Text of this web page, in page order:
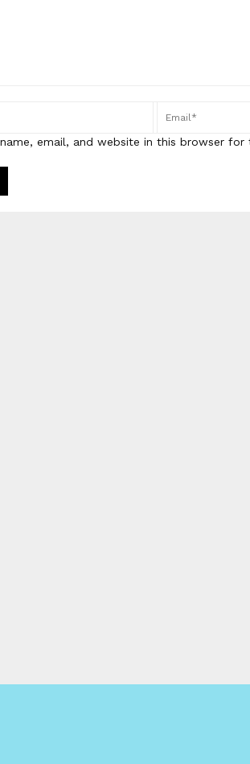
email, and website in this browser